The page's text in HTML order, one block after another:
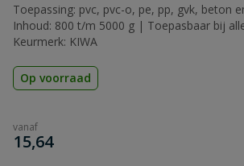
Toepassing: pvc, pvc-o, pe, pp, gvk, beton
Inhoud: 800 t/m 5000 g | Toepasbaar bij
Keurmerk: KIWA
Op voorraad
vanaf
€
15,64